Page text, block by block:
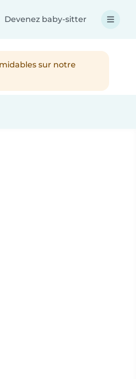
Devenez baby-sitter
sur notre